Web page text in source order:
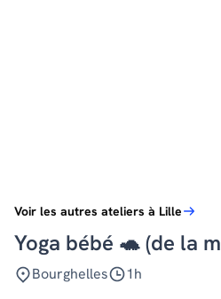
Voir les autres ateliers à Lille
Yoga bébé 🐢 (de la
Bourghelles
1h